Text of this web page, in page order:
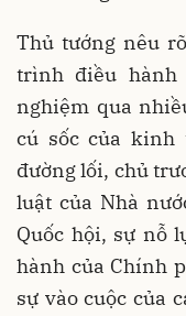
Thủ tướng nêu
trình điều
nghiệm qua
cú sốc của kinh
đường lối, chủ
luật của Nhà
Quốc hội, sự nỗ
hành của Chính
sự vào cuộc của